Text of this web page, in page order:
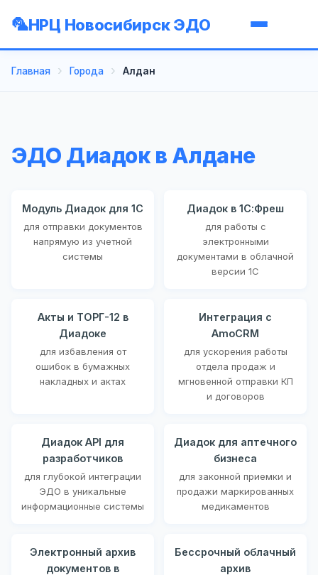
НРЦ Новосибирск ЭДО
Главная Города Алдан
ЭДО Диадок в Алдане
Модуль Диадок для 1С
для отправки документов
напрямую из учетной
системы
Диадок в 1С:Фреш
для работы с
электронными
документами в облачной
версии 1С
Акты и ТОРГ-12 в
Диадоке
для избавления от
ошибок в бумажных
накладных и актах
Интеграция с
AmoCRM
для ускорения работы
отдела продаж и
мгновенной отправки КП
и договоров
Диадок API для
разработчиков
для глубокой интеграции
ЭДО в уникальные
информационные системы
Диадок для аптечного
бизнеса
для законной приемки и
продажи маркированных
медикаментов
Электронный архив
документов в
Бессрочный облачный
архив